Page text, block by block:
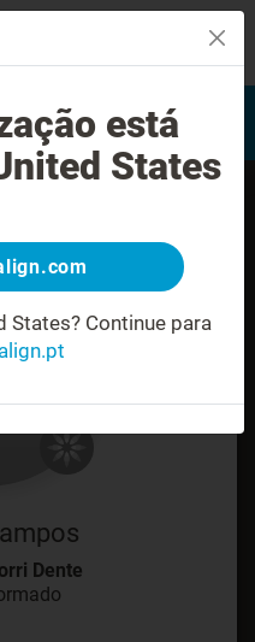
Encontrar um Invisalign
provider
Dente
está
States
States? Continue para